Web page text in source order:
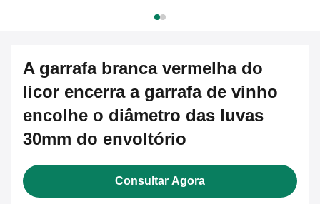
A garrafa branca vermelha do
licor encerra a garrafa de vinho
encolhe o diâmetro das luvas
30mm do envoltório
Consultar Agora